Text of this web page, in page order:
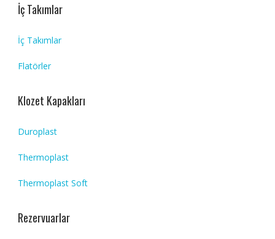
İç Takımlar
İç Takımlar
Flatörler
Klozet Kapakları
Duroplast
Thermoplast
Thermoplast Soft
Rezervuarlar